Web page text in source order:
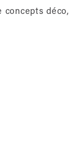
concepts